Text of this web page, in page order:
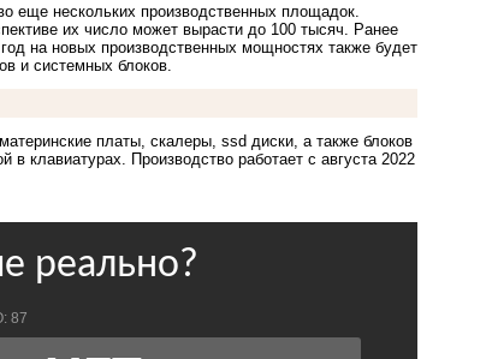
еще нескольких производственных площадок.
их число может вырасти до 100 тысяч. Ранее
на новых производственных мощностях также будет
и системных блоков.
платы, скалеры, ssd диски, а также блоков
клавиатурах. Производство работает с августа 2022